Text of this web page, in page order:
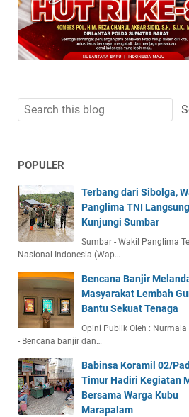
POPULER
Terbang dari Sibolga,
Panglima TNI Langsung
Kunjungi Sumbar
Sumbar - Wakil Panglima
Nasional Indonesia (Wap…
Bencana Banjir
Masyarakat Lembah
Bantu Sekuat Tenaga
Opini Publik Oleh : Nurmala
- Bencana banjir dan…
Babinsa Koramil 02/
Timur Hadiri Kegiatan
Bersama Warga Kubu
Marapalam